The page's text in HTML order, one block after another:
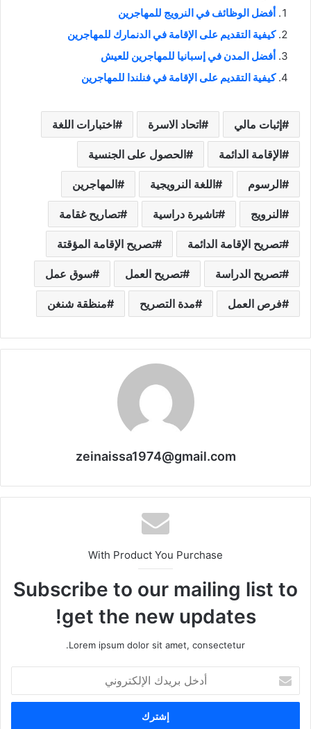
أفضل الوظائف في النرويج للمهاجرين
كيفية التقديم على الإقامة في الدنمارك للمهاجرين
أفضل المدن في إسبانيا للمهاجرين للعيش
كيفية التقديم على الإقامة في فنلندا للمهاجرين
إثبات مالي اتحاد الاسرة اختبارات اللغة
الإقامة الدائمة الحصول على الجنسية
الرسوم اللغة النرويجية المهاجرين
النرويج تاشيرة دراسية تصاريح غقامة
تصريح الإقامة الدائمة تصريح الإقامة المؤقتة
تصريح الدراسة تصريح العمل سوق عمل
فرص العمل مدة التصريح منظقة شنغن
zeinaissa1974@gmail.com
With Product You Purchase
Subscribe to our mailing list to
get the new updates!
Lorem ipsum dolor sit amet, consectetur.
بريدك
الإلكتروني